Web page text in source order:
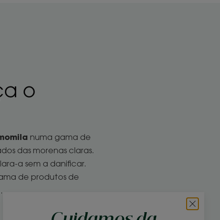
o
numa gama de
das morenas claras.
a sem a danificar.
de produtos de